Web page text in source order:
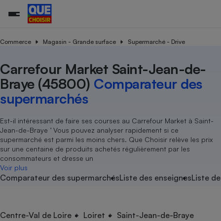
Commerce Magasin - Grande surface Supermarché - Drive
Carrefour Market Saint-Jean-de-
Braye (45800) Comparateur des
supermarchés
Est-il intéressant de faire ses courses au Carrefour Market à Saint-
Jean-de-Braye ’ Vous pouvez analyser rapidement si ce
supermarché est parmi les moins chers. Que Choisir relève les prix
sur une centaine de produits achetés régulièrement par les
consommateurs et dresse un
Voir plus
Comparateur des supermarchésListe des enseignesListe
Centre-Val de Loire Loiret Saint-Jean-de-Braye
Additifs
Agriculture
Produit alimentaire
Achat - Vente - Location
Carburant
Magasin - Grande surface
Marketing - Fidélisation
Organismes de défense
Système judiciairegratuit
Air
Eau
Achat - Vente - Travaux
Location
Sport
Vacances - Tourisme
Démarche administrative
Senior
Service marchand
Train
Transport aérien
Toutes les actualités
Enquêtes
Guides d'achat
Conseils
Brèves
Tous les services
Soumettre un litige
Lettres types
Rencontrer une association locale
Tous nos combats
Nos actions
Nos grandes victoires
Les billets de la présidente
Nos associations locales
Nous rejoindre
En savoir plus sur Que Choisir Ensemble
nous ?
L’association
Nos missions
Notre méthodologie
Notre financement
Nos partenaires
Nous rejoindre